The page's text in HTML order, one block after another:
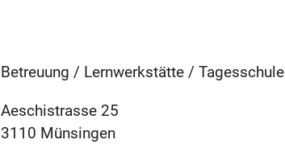
Betreuung / Lernwerkstätte / Tagesschule
Aeschistrasse 25
3110 Münsingen